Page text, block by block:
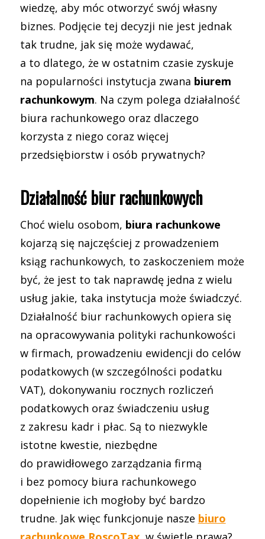
wiedzę, aby móc otworzyć swój własny
biznes. Podjęcie tej decyzji nie jest jednak
tak trudne, jak się może wydawać,
a to dlatego, że w ostatnim czasie zyskuje
na popularności instytucja zwana biurem
rachunkowym. Na czym polega działalność
biura rachunkowego oraz dlaczego
korzysta z niego coraz więcej
przedsiębiorstw i osób prywatnych?
Działalność biur rachunkowych
Choć wielu osobom, biura rachunkowe
kojarzą się najczęściej z prowadzeniem
ksiąg rachunkowych, to zaskoczeniem może
być, że jest to tak naprawdę jedna z wielu
usług jakie, taka instytucja może świadczyć.
Działalność biur rachunkowych opiera się
na opracowywania polityki rachunkowości
w firmach, prowadzeniu ewidencji do celów
podatkowych (w szczególności podatku
VAT), dokonywaniu rocznych rozliczeń
podatkowych oraz świadczeniu usług
z zakresu kadr i płac. Są to niezwykle
istotne kwestie, niezbędne
do prawidłowego zarządzania firmą
i bez pomocy biura rachunkowego
dopełnienie ich mogłoby być bardzo
trudne. Jak więc funkcjonuje nasze biuro